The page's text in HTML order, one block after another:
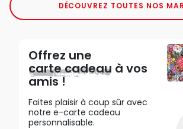
DÉCOUVREZ TOUTES NOS
Offrez une
carte cadeau à vos
amis !
Faites plaisir à coup sûr avec
notre e-carte cadeau
personnalisable.